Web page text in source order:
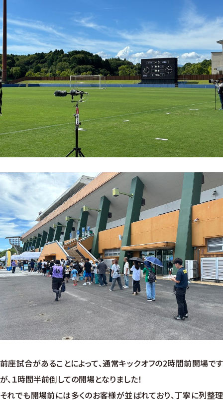
前座試合があることによって、通常キックオフの2時間前開場です
が、１時間半前倒しての開場となりました！
それでも開場前には多くのお客様が並ばれており、丁寧に列整理